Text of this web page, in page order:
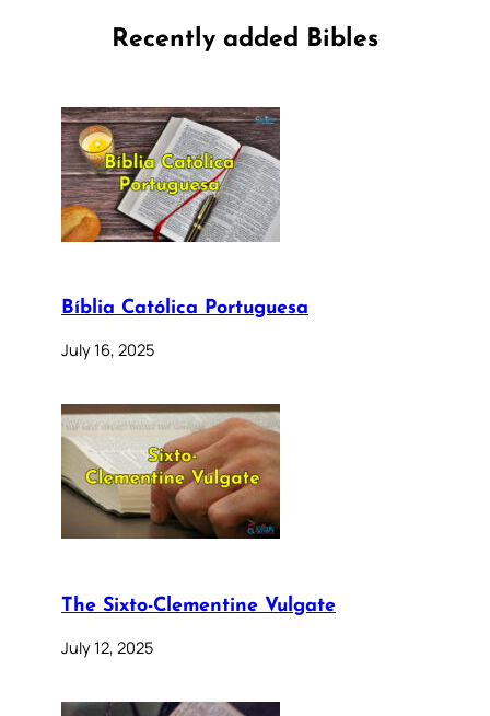
Recently added Bibles
Bíblia Católica Portuguesa
July 16, 2025
The Sixto-Clementine Vulgate
July 12, 2025